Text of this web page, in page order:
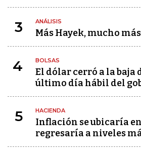
3 ANÁLISIS
Más Hayek, mucho
4 BOLSAS
El dólar cerró a la baja
último día hábil del
5 HACIENDA
Inflación se ubicaría
regresaría a niveles